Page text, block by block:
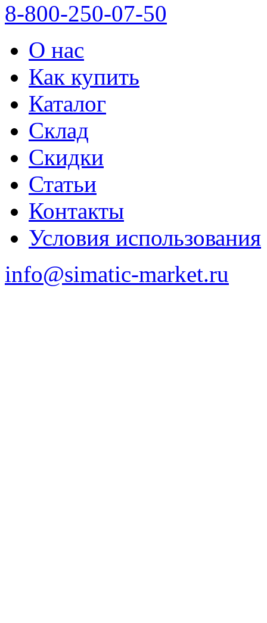
8-800-250-07-50
О нас
Как купить
Каталог
Склад
Скидки
Статьи
Контакты
Условия использования
info@simatic-market.ru